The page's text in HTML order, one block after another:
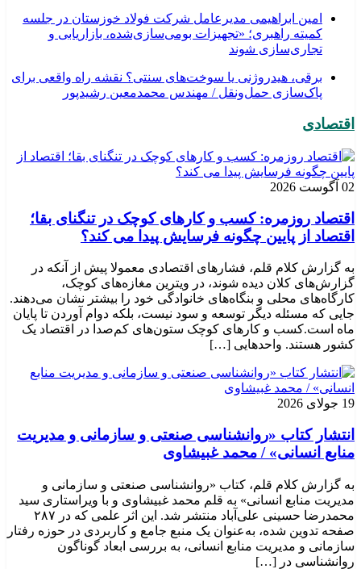
امین ابراهیمی مدیرعامل شرکت فولاد خوزستان در جلسه
کمیته راهبری؛ «تجهیزات بومی‌سازی‌شده، بازاریابی و
تجاری‌سازی شوند
برقی، هیدروژنی یا سوخت‌های سنتی؟ نقشه راه واقعی برای
پاک‌سازی حمل‌ونقل / مهندس محمدمعین رشیدپور
اقتصادی
02 آگوست 2026
اقتصاد روزمره: کسب‌ و کارهای کوچک در تنگنای بقا؛
اقتصاد از پایین چگونه فرسایش پیدا می کند؟
به گزارش کلام قلم، فشارهای اقتصادی معمولا پیش از آنکه در
گزارش‌های کلان دیده شوند، در ویترین مغازه‌های کوچک،
کارگاه‌های محلی و بنگاه‌های خانوادگی خود را بیشتر نشان می‌دهند.
جایی که مسئله دیگر توسعه و سود نیست، بلکه دوام آوردن تا پایان
ماه است.کسب‌ و کارهای کوچک ستون‌های کم‌صدا در اقتصاد یک
کشور هستند. واحدهایی […]
19 جولای 2026
انتشار کتاب «روانشناسی صنعتی و سازمانی و مدیریت
منابع انسانی» / محمد غبیشاوی
به گزارش کلام قلم، کتاب «روانشناسی صنعتی و سازمانی و
مدیریت منابع انسانی» به قلم محمد غبیشاوی و با ویراستاری سید
محمدرضا حسینی علی‌آباد منتشر شد. این اثر علمی که در ۲۸۷
صفحه تدوین شده، به‌عنوان یک منبع جامع و کاربردی در حوزه رفتار
سازمانی و مدیریت منابع انسانی، به بررسی ابعاد گوناگون
روانشناسی در […]